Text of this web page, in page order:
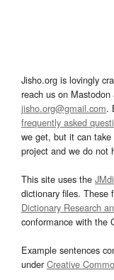
Jisho.org is lovingly
reach us on Mastodon
jisho.org@gmail.com.
frequently asked
we get, but it can
project and we do not
This site uses the
dictionary files. These
Dictionary Research
conformance with the
Example sentences
underCreative